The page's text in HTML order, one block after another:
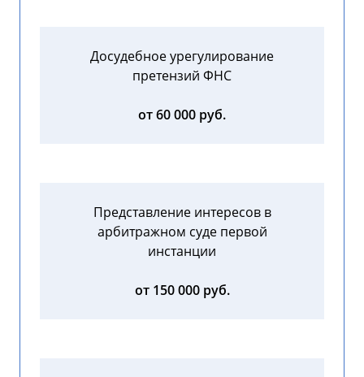
Досудебное урегулирование
претензий ФНС
от 60 000 руб.
Представление интересов в
арбитражном суде первой
инстанции
от 150 000 руб.